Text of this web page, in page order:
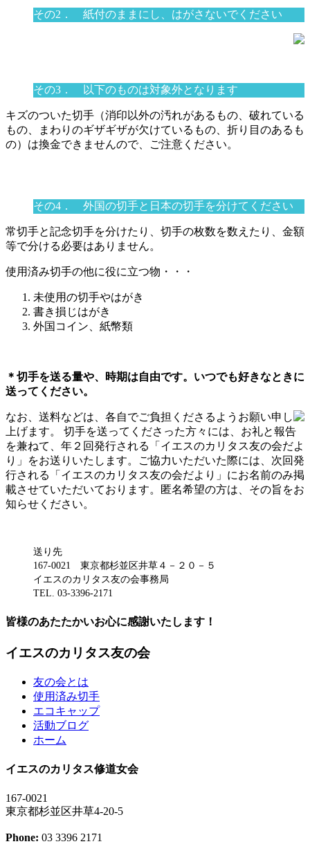
その2． 紙付のままにし、はがさないでください
その3． 以下のものは対象外となります
キズのついた切手（消印以外の汚れがあるもの、破れている
もの、まわりのギザギザが欠けているもの、折り目のあるも
の）は換金できませんので、ご注意ください。
その4． 外国の切手と日本の切手を分けてください
常切手と記念切手を分けたり、切手の枚数を数えたり、金額
等で分ける必要はありません。
使用済み切手の他に役に立つ物・・・
未使用の切手やはがき
書き損じはがき
外国コイン、紙幣類
＊切手を送る量や、時期は自由です。いつでも好きなときに
送ってください。
なお、送料などは、各自でご負担くださるようお願い申し
上げます。 切手を送ってくださった方々には、お礼と報告
を兼ねて、年２回発行される「イエスのカリタス友の会だよ
り」をお送りいたします。ご協力いただいた際には、次回発
行される「イエスのカリタス友の会だより」にお名前のみ掲
載させていただいております。匿名希望の方は、その旨をお
知らせください。
送り先
167-0021 東京都杉並区井草４－２０－５
イエスのカリタス友の会事務局
TEL. 03-3396-2171
皆様のあたたかいお心に感謝いたします！
イエスのカリタス友の会
友の会とは
使用済み切手
エコキャップ
活動ブログ
ホーム
イエスのカリタス修道女会
167-0021
東京都杉並区井草4-20-5
Phone: 03 3396 2171